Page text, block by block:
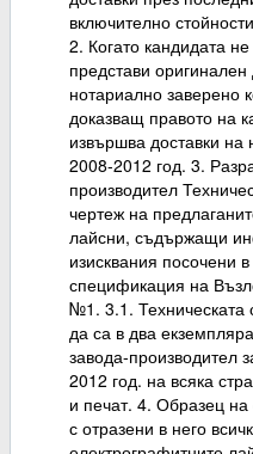
включително
2. Когато кандидата
представи
нотариално заверено
доказващ правото на
извършва доставки на
2008-2012 год. 3.
производител
чертеж на
лайсни, съдържащи
изисквания посочени
спецификация на
№1. 3.1. Техническата
да са в два
завода-производител
2012 год. на всяка
и печат. 4. Образец на
с отразени в него